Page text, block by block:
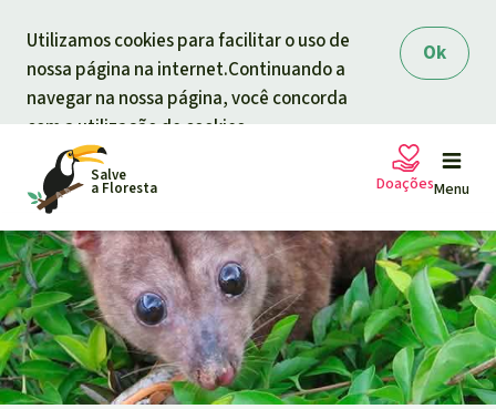
Ok
Utilizamos cookies para facilitar o uso de
nossa página na internet.Continuando a
navegar na nossa página, você concorda
com a utilização de cookies.
Salve
a Floresta Menu
Petições
Projetos
Doações
A sua doação ajuda
Doação geral